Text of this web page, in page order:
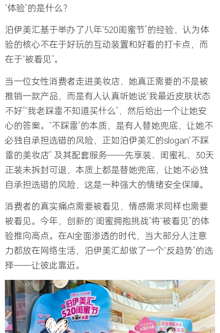
“体验”的是什么？
泊伊美汇基于举办了八年“520闺蜜节”的经验，认为体
验的核心不在于好玩的互动装置和好看的打卡点，而
在于“被看见”。
当一位女性消费者走进美妆店，她真正需要的不是被
推销一款产品，而是有人认真听她说“我最近皮肤状态
不好”“我老踩雷不知道买什么”，然后给出一个让她安
心的答案。“不踩雷”的本质，是有人替她兜底，让她不
必独自承担选错的风险，正如泊伊美汇的slogan“不踩
雷的美妆店” 及其配套服务——先享装、闺蜜礼、30天
正装未拆封可退，本质上都是替她兜底，让她不必独
自承担选错的风险，这是一种强大的情绪安全保障。
消费者的真实痛点需要被看见，情感需求同样也需要
被看见。 今年，创新的“闺蜜拥抱挑战”将“被看见”的体
验推向高点。 在AI全面渗透的时代，当大部分人注意
力都放在网络生活，泊伊美汇却做了一个“反趋势”的选
择——让彼此靠近。